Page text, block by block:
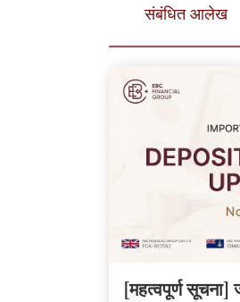
संबंधित आलेख
[महत्वपूर्ण सूचना]